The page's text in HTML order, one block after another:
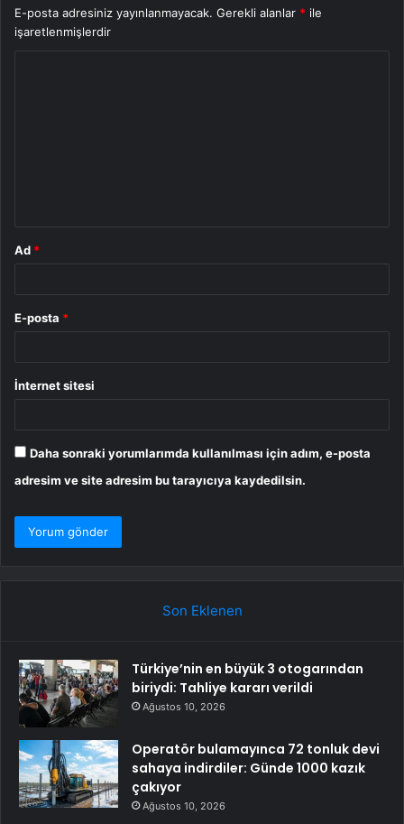
E-posta adresiniz yayınlanmayacak. Gerekli alanlar * ile
işaretlenmişlerdir
Ad *
E-posta *
İnternet sitesi
Daha sonraki yorumlarımda kullanılması için adım, e-posta
adresim ve site adresim bu tarayıcıya kaydedilsin.
Son Eklenen
Türkiye’nin en büyük 3 otogarından
biriydi: Tahliye kararı verildi
Ağustos 10, 2026
Operatör bulamayınca 72 tonluk devi
sahaya indirdiler: Günde 1000 kazık
çakıyor
Ağustos 10, 2026